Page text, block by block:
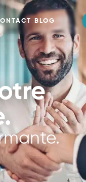
BLOG